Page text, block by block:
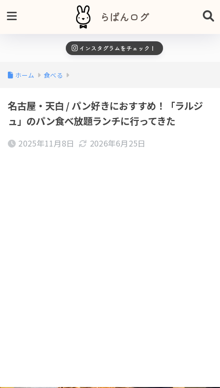
らぱんログ
インスタグラムをチェック！
ホーム 食べる
名古屋・天白 / パン好きにおすすめ！「ラルジ
ュ」のパン食べ放題ランチに行ってきた
2025年11月8日 2026年6月25日